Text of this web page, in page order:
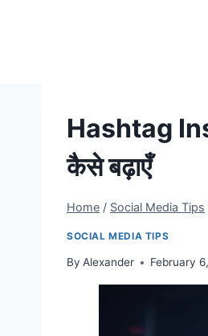
Hashtag
कैसे बढ़ाएँ
Home / Social Media Tips
SOCIAL MEDIA TIPS
By Alexander February